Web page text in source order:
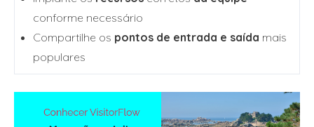
conforme necessário
Compartilhe os pontos de entrada e saída mais
populares